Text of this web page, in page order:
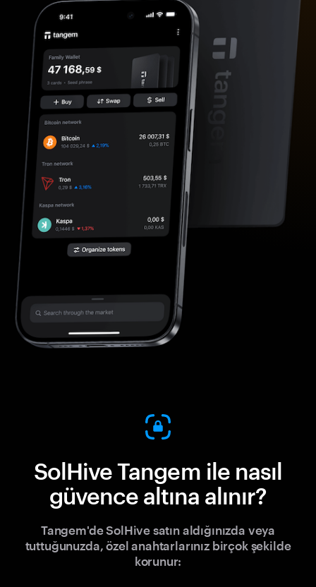
SolHive Tangem ile nasıl
güvence altına alınır?
Tangem'de SolHive satın aldığınızda veya
tuttuğunuzda, özel anahtarlarınız birçok şekilde
korunur: